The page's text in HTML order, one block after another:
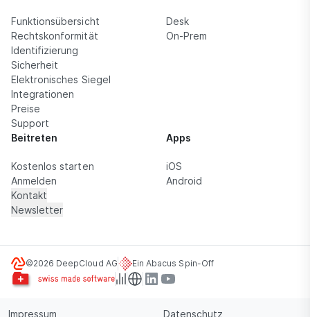
Funktionsübersicht
Rechtskonformität
Identifizierung
Sicherheit
Elektronisches Siegel
Integrationen
Preise
Support
Desk
On-Prem
Beitreten
Kostenlos starten
Anmelden
Kontakt
Newsletter
Apps
iOS
Android
©2026 DeepCloud AG Ein Abacus Spin-Off
Impressum Datenschutz